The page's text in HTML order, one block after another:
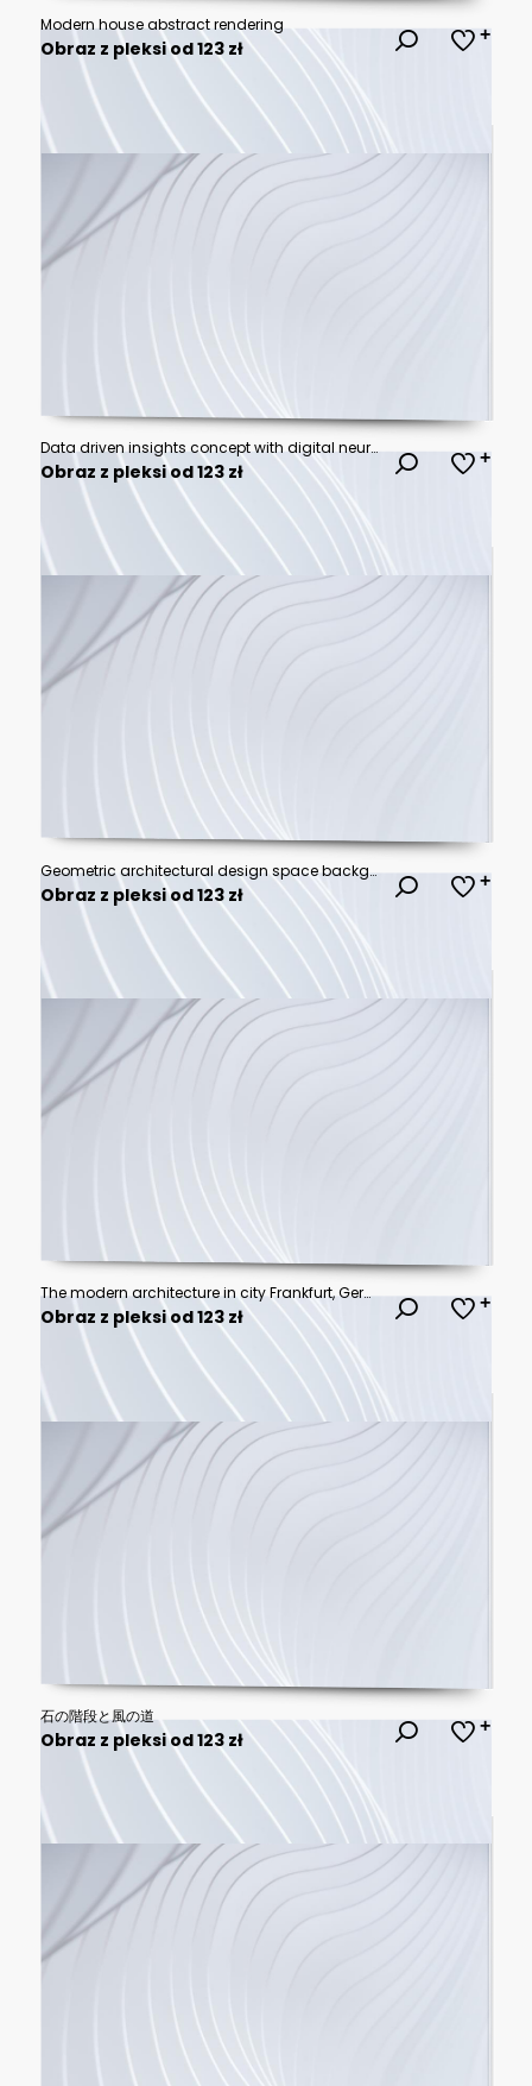
Modern house abstract rendering
Obraz z pleksi od 123 zł
Data driven insights concept with digital neural network in modern office lobby
Obraz z pleksi od 123 zł
Geometric architectural design space background image
Obraz z pleksi od 123 zł
The modern architecture in city Frankfurt, Germany
Obraz z pleksi od 123 zł
石の階段と風の道
Obraz z pleksi od 123 zł